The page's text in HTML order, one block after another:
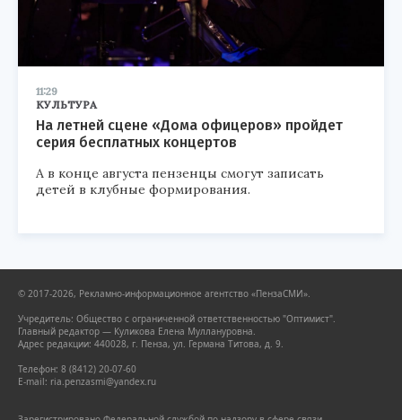
11:29
КУЛЬТУРА
На летней сцене «Дома офицеров» пройдет
серия бесплатных концертов
А в конце августа пензенцы смогут записать
детей в клубные формирования.
© 2017-2026, Рекламно-информационное агентство «ПензаСМИ».
Учредитель: Общество с ограниченной ответственностью "Оптимист".
Главный редактор — Куликова Елена Муллануровна.
Адрес редакции: 440028, г. Пенза, ул. Германа Титова, д. 9.
Телефон: 8 (8412) 20-07-60
E-mail: ria.penzasmi@yandex.ru